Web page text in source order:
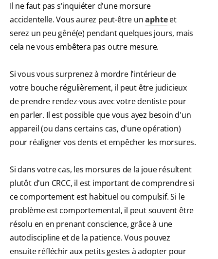
Il ne faut pas s'inquiéter d'une morsure
accidentelle. Vous aurez peut-être unaphteet
serez un peu gêné(e) pendant quelques jours, mais
cela ne vous embêtera pas outre mesure.
Si vous vous surprenez à mordre l'intérieur de
votre bouche régulièrement, il peut être judicieux
de prendre rendez-vous avec votre dentiste pour
en parler. Il est possible que vous ayez besoin d'un
appareil (ou dans certains cas, d'une opération)
pour réaligner vos dents et empêcher les morsures.
Si dans votre cas, les morsures de la joue résultent
plutôt d'un CRCC, il est important de comprendre si
ce comportement est habituel ou compulsif. Si le
problème est comportemental, il peut souvent être
résolu en en prenant conscience, grâce à une
autodiscipline et de la patience. Vous pouvez
ensuite réfléchir aux petits gestes à adopter pour